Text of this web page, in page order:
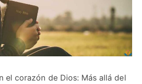
el corazón de Dios: Más allá del